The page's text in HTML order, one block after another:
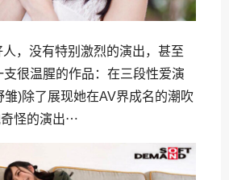
，没有特别激烈的演出，甚至
很温腥的作品：在三段性爱演
雏)除了展现她在AV界成名的潮吹
奇怪的演出⋯